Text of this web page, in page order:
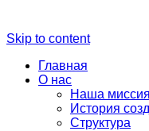
Skip to content
Главная
О нас
Наша миссия
История
Структура